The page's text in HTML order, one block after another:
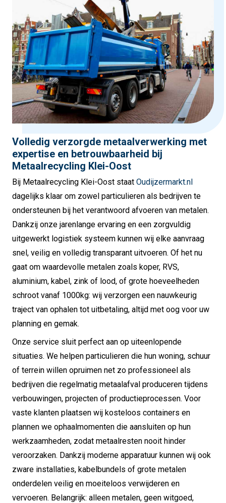
Volledig verzorgde metaalverwerking met
expertise en betrouwbaarheid bij
Metaalrecycling Klei-Oost
Bij Metaalrecycling Klei-Oost staat Oudijzermarkt.nl
dagelijks klaar om zowel particulieren als bedrijven te
ondersteunen bij het verantwoord afvoeren van metalen.
Dankzij onze jarenlange ervaring en een zorgvuldig
uitgewerkt logistiek systeem kunnen wij elke aanvraag
snel, veilig en volledig transparant uitvoeren. Of het nu
gaat om waardevolle metalen zoals koper, RVS,
aluminium, kabel, zink of lood, of grote hoeveelheden
schroot vanaf 1000kg: wij verzorgen een nauwkeurig
traject van ophalen tot uitbetaling, altijd met oog voor uw
planning en gemak.
Onze service sluit perfect aan op uiteenlopende
situaties. We helpen particulieren die hun woning, schuur
of terrein willen opruimen net zo professioneel als
bedrijven die regelmatig metaalafval produceren tijdens
verbouwingen, projecten of productieprocessen. Voor
vaste klanten plaatsen wij kosteloos containers en
plannen we ophaalmomenten die aansluiten op hun
werkzaamheden, zodat metaalresten nooit hinder
veroorzaken. Dankzij moderne apparatuur kunnen wij ook
zware installaties, kabelbundels of grote metalen
onderdelen veilig en moeiteloos verwijderen en
vervoeren. Belangrijk: alleen metalen, geen witgoed,